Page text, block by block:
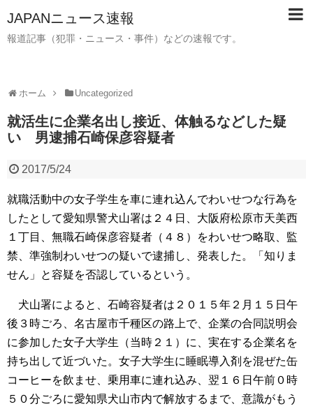
JAPANニュース速報
報道記事（犯罪・ニュース・事件）などの速報です。
ホーム Uncategorized
就活生に企業名出し接近、体触るなどした疑
い 男逮捕石崎保彦容疑者
2017/5/24
就職活動中の女子学生を車に連れ込んでわいせつな行為を
したとして愛知県警犬山署は２４日、大阪府松原市天美西
１丁目、無職石崎保彦容疑者（４８）をわいせつ略取、監
禁、準強制わいせつの疑いで逮捕し、発表した。「知りま
せん」と容疑を否認しているという。
犬山署によると、石崎容疑者は２０１５年２月１５日午
後３時ごろ、名古屋市千種区の路上で、企業の合同説明会
に参加した女子大学生（当時２１）に、実在する企業名を
持ち出して近づいた。女子大学生に睡眠導入剤を混ぜた缶
コーヒーを飲ませ、乗用車に連れ込み、翌１６日午前０時
５０分ごろに愛知県犬山市内で解放するまで、意識がもう